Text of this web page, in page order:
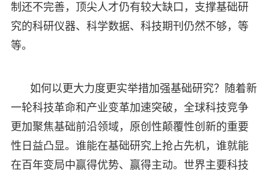
制还不完善，顶尖人才仍有较大缺口，支撑基础研
究的科研仪器、科学数据、科技期刊仍然不够，等
等。
如何以更大力度更实举措加强基础研究？随着新
一轮科技革命和产业变革加速突破，全球科技竞争
更加聚焦基础前沿领域，原创性颠覆性创新的重要
性日益凸显。谁能在基础研究上抢占先机，谁就能
在百年变局中赢得优势、赢得主动。世界主要科技